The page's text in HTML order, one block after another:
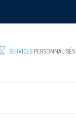
SERVICES PERSONNALISÉS